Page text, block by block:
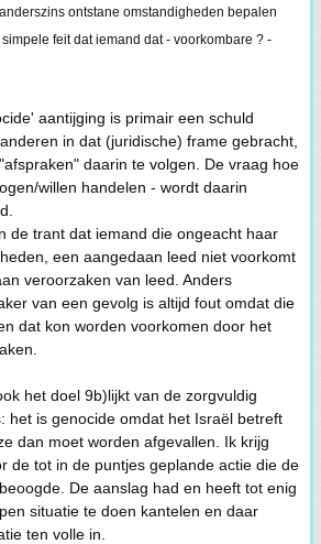
ontstane omstandigheden bepalen
feit dat iemand dat - voorkombare ? -
aantijging is primair een schuld
in dat (juridische) frame gebracht,
daarin te volgen. De vraag hoe
willen handelen - wordt daarin
de trant dat iemand die ongeacht haar
een aangedaan leed niet voorkomt
veroorzaken van leed. Anders
van een gevolg is altijd fout omdat die
dat kon worden voorkomen door het
het doel 9b)lijkt van de zorgvuldig
het is genocide omdat het Israël betreft
dan moet worden afgevallen. Ik krijg
de tot in de puntjes geplande actie die de
De aanslag had en heeft tot enig
situatie te doen kantelen en daar
ten volle in.